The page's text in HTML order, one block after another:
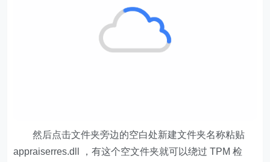
然后点击文件夹旁边的空白处新建文件夹名称粘贴
appraiserres.dll ，有这个空文件夹就可以绕过 TPM 检